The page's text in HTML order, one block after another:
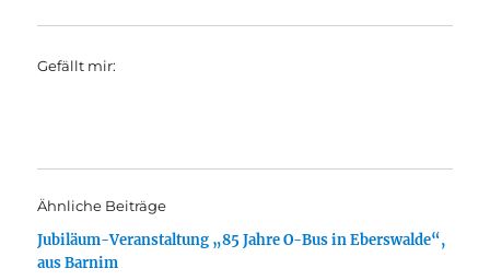
Gefällt mir:
Ähnliche Beiträge
Jubiläum-Veranstaltung „85 Jahre O-Bus in Eberswalde“,
aus Barnim